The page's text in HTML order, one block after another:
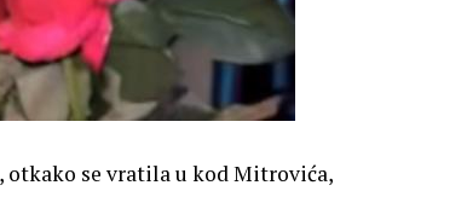
otkako se vratila u kod Mitrovića,